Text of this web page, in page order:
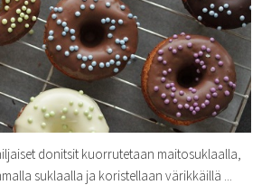
donitsit kuorrutetaan maitosuklaalla,
suklaalla ja koristellaan värikkäillä ...